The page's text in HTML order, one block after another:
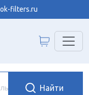
filters.ru